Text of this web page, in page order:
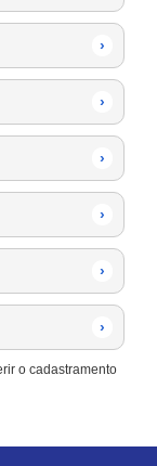
›
›
›
›
›
›
o cadastramento